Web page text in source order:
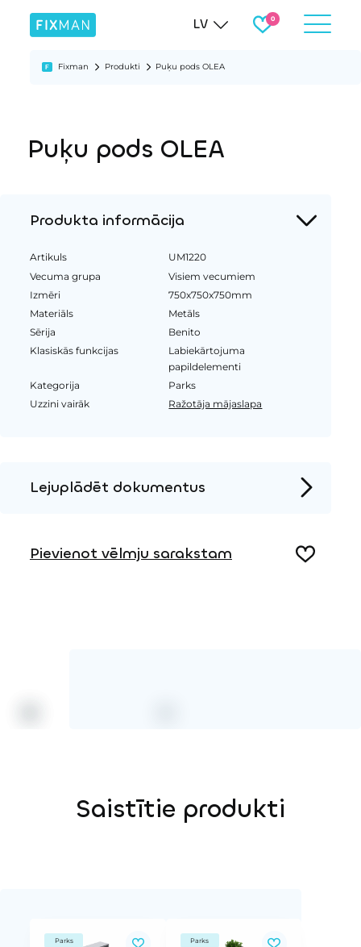
LV
Fixman Produkti Puķu pods OLEA
Puķu pods OLEA
Produkta informācija
Artikuls
UM1220
Vecuma grupa
Visiem vecumiem
Izmēri
750x750x750mm
Materiāls
Metāls
Sērija
Benito
Klasiskās funkcijas
Labiekārtojuma
papildelementi
Kategorija
Parks
Uzzini vairāk
Ražotāja mājaslapa
Lejuplādēt dokumentus
Pievienot vēlmju sarakstam
Saistītie produkti
Parks Parks